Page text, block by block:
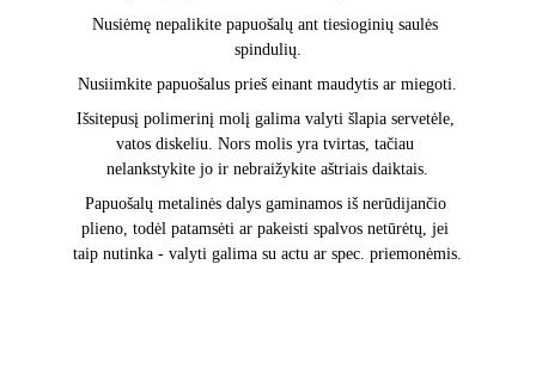
Nusiėmę nepalikite papuošalų ant tiesioginių saulės
spindulių.
Nusiimkite papuošalus prieš einant maudytis ar miegoti.
Išsitepusį polimerinį molį galima valyti šlapia servetėle,
vatos diskeliu. Nors molis yra tvirtas, tačiau
nelankstykite jo ir nebraižykite aštriais daiktais.
Papuošalų metalinės dalys gaminamos iš nerūdijančio
plieno, todėl patamsėti ar pakeisti spalvos netūrėtų, jei
taip nutinka - valyti galima su actu ar spec. priemonėmis.